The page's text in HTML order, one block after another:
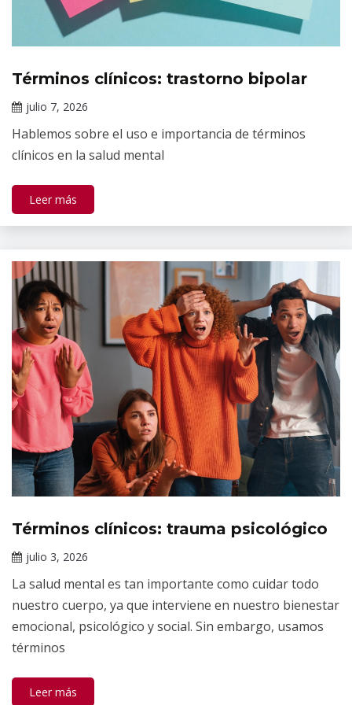
Tópicos
salud
mental
Términos clínicos: trastorno bipolar
julio 7, 2026
Gallardo
Hablemos sobre el uso e importancia de términos
clínicos en la salud mental
Leer más
Tópicos
salud
mental
Términos clínicos: trauma psicológico
julio 3, 2026
Gallardo
La salud mental es tan importante como cuidar todo
nuestro cuerpo, ya que interviene en nuestro bienestar
emocional, psicológico y social. Sin embargo, usamos
términos
Leer más